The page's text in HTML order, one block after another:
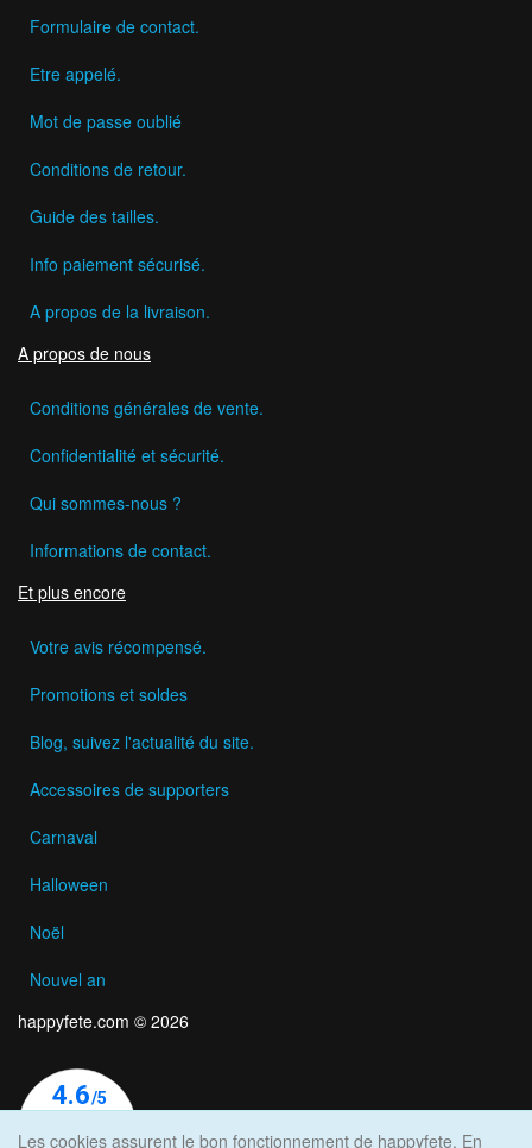
Formulaire de contact.
Etre appelé.
Mot de passe oublié
Conditions de retour.
Guide des tailles.
Info paiement sécurisé.
A propos de la livraison.
A propos de nous
Conditions générales de vente.
Confidentialité et sécurité.
Qui sommes-nous ?
Informations de contact.
Et plus encore
Votre avis récompensé.
Promotions et soldes
Blog, suivez l'actualité du site.
Accessoires de supporters
Carnaval
Halloween
Noël
Nouvel an
happyfete.com © 2026
Les cookies assurent le bon fonctionnement de happyfete. En